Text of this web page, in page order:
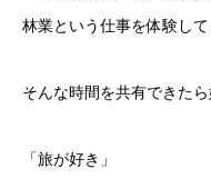
林業という仕事を体験し
そんな時間を共有できたら
「旅が好き」